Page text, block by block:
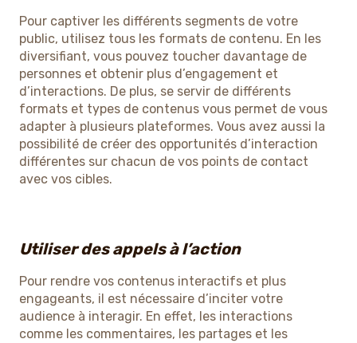
Pour captiver les différents segments de votre
public, utilisez tous les formats de contenu. En les
diversifiant, vous pouvez toucher davantage de
personnes et obtenir plus d’engagement et
d’interactions. De plus, se servir de différents
formats et types de contenus vous permet de vous
adapter à plusieurs plateformes. Vous avez aussi la
possibilité de créer des opportunités d’interaction
différentes sur chacun de vos points de contact
avec vos cibles.
Utiliser des appels à l’action
Pour rendre vos contenus interactifs et plus
engageants, il est nécessaire d’inciter votre
audience à interagir. En effet, les interactions
comme les commentaires, les partages et les